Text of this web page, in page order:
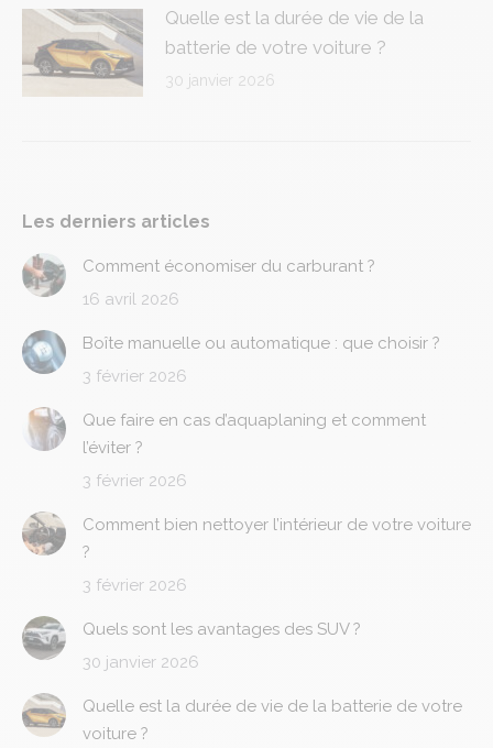
Quelle est la durée de vie de la
batterie de votre voiture ?
30 janvier 2026
Les derniers articles
Comment économiser du carburant ?
16 avril 2026
Boîte manuelle ou automatique : que choisir ?
3 février 2026
Que faire en cas d’aquaplaning et comment
l’éviter ?
3 février 2026
Comment bien nettoyer l’intérieur de votre voiture
?
3 février 2026
Quels sont les avantages des SUV ?
30 janvier 2026
Quelle est la durée de vie de la batterie de votre
voiture ?